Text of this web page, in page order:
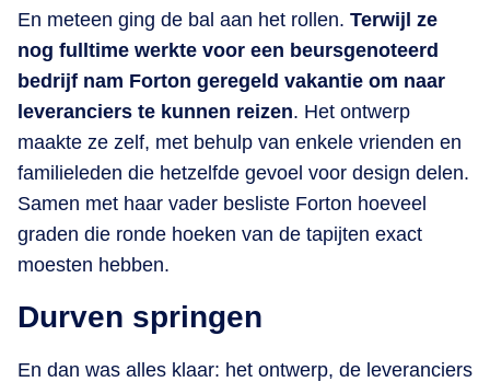
En meteen ging de bal aan het rollen. Terwijl ze
nog fulltime werkte voor een beursgenoteerd
bedrijf nam Forton geregeld vakantie om naar
leveranciers te kunnen reizen. Het ontwerp
maakte ze zelf, met behulp van enkele vrienden en
familieleden die hetzelfde gevoel voor design delen.
Samen met haar vader besliste Forton hoeveel
graden die ronde hoeken van de tapijten exact
moesten hebben.
Durven springen
En dan was alles klaar: het ontwerp, de leveranciers